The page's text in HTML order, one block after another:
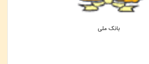
بانک ملی